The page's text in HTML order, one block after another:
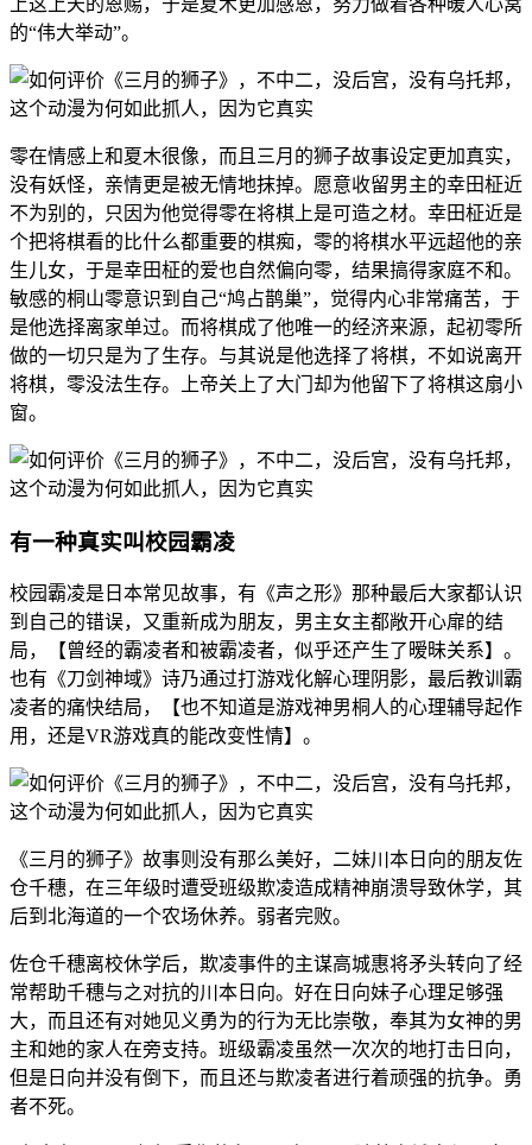
的“伟大举动”。
零在情感上和夏木很像，而且三月的狮子故事设定更加真实，
没有妖怪，亲情更是被无情地抹掉。愿意收留男主的幸田柾近
不为别的，只因为他觉得零在将棋上是可造之材。幸田柾近是
个把将棋看的比什么都重要的棋痴，零的将棋水平远超他的亲
生儿女，于是幸田柾的爱也自然偏向零，结果搞得家庭不和。
敏感的桐山零意识到自己“鸠占鹊巢”，觉得内心非常痛苦，于
是他选择离家单过。而将棋成了他唯一的经济来源，起初零所
做的一切只是为了生存。与其说是他选择了将棋，不如说离开
将棋，零没法生存。上帝关上了大门却为他留下了将棋这扇小
窗。
有一种真实叫校园霸凌
校园霸凌是日本常见故事，有《声之形》那种最后大家都认识
到自己的错误，又重新成为朋友，男主女主都敞开心扉的结
局，【曾经的霸凌者和被霸凌者，似乎还产生了暧昧关系】。
也有《刀剑神域》诗乃通过打游戏化解心理阴影，最后教训霸
凌者的痛快结局，【也不知道是游戏神男桐人的心理辅导起作
用，还是VR游戏真的能改变性情】。
《三月的狮子》故事则没有那么美好，二妹川本日向的朋友佐
仓千穗，在三年级时遭受班级欺凌造成精神崩溃导致休学，其
后到北海道的一个农场休养。弱者完败。
佐仓千穗离校休学后，欺凌事件的主谋高城惠将矛头转向了经
常帮助千穗与之对抗的川本日向。好在日向妹子心理足够强
大，而且还有对她见义勇为的行为无比崇敬，奉其为女神的男
主和她的家人在旁支持。班级霸凌虽然一次次的地打击日向，
但是日向并没有倒下，而且还与欺凌者进行着顽强的抗争。勇
者不死。